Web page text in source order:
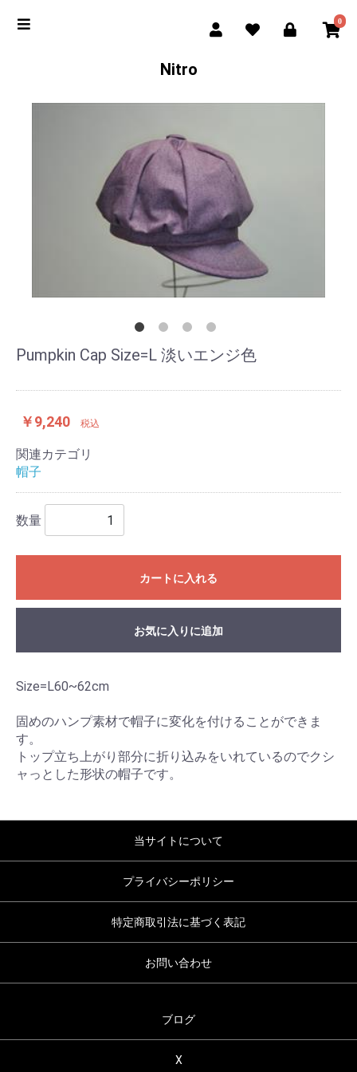
0
Nitro
Pumpkin Cap Size=L 淡いエンジ色
￥9,240 税込
関連カテゴリ
帽子
数量
カートに入れる
お気に入りに追加
Size=L60~62cm
固めのハンプ素材で帽子に変化を付けることができま
す。
トップ立ち上がり部分に折り込みをいれているのでクシ
ャっとした形状の帽子です。
当サイトについて
プライバシーポリシー
特定商取引法に基づく表記
お問い合わせ
ブログ
X